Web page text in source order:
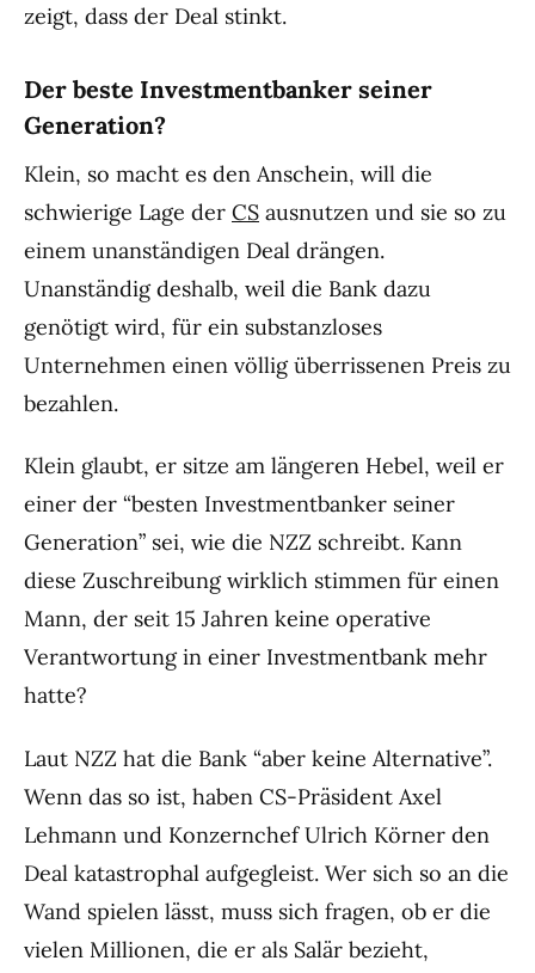
zeigt, dass der Deal stinkt.
Der beste Investmentbanker seiner
Generation?
Klein, so macht es den Anschein, will die
schwierige Lage der CS ausnutzen und sie so zu
einem unanständigen Deal drängen.
Unanständig deshalb, weil die Bank dazu
genötigt wird, für ein substanzloses
Unternehmen einen völlig überrissenen Preis zu
bezahlen.
Klein glaubt, er sitze am längeren Hebel, weil er
einer der “besten Investmentbanker seiner
Generation” sei, wie die NZZ schreibt. Kann
diese Zuschreibung wirklich stimmen für einen
Mann, der seit 15 Jahren keine operative
Verantwortung in einer Investmentbank mehr
hatte?
Laut NZZ hat die Bank “aber keine Alternative”.
Wenn das so ist, haben CS-Präsident Axel
Lehmann und Konzernchef Ulrich Körner den
Deal katastrophal aufgegleist. Wer sich so an die
Wand spielen lässt, muss sich fragen, ob er die
vielen Millionen, die er als Salär bezieht,